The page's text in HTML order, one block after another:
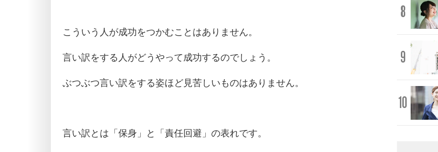
こういう人が成功をつかむことはありません。
言い訳をする人がどうやって成功するのでしょう。
ぶつぶつ言い訳をする姿ほど見苦しいものはありません。
言い訳とは「保身」と「責任回避」の表れです。
8
9
10